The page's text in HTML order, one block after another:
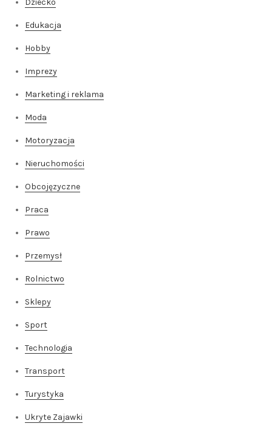
Dziecko
Edukacja
Hobby
Imprezy
Marketing i reklama
Moda
Motoryzacja
Nieruchomości
Obcojęzyczne
Praca
Prawo
Przemysł
Rolnictwo
Sklepy
Sport
Technologia
Transport
Turystyka
Ukryte Zajawki